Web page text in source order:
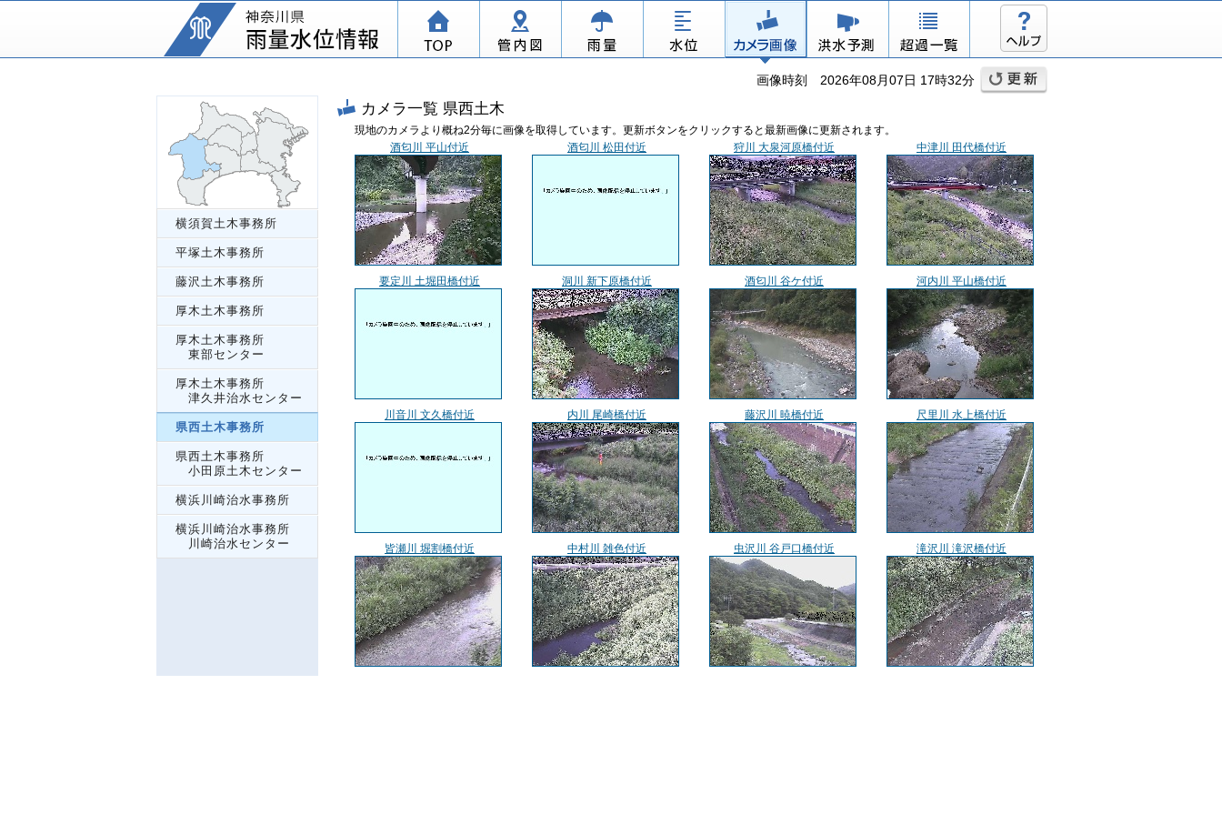
画像時刻 2026年08月07日 17時32分
横須賀土木事務所
平塚土木事務所
藤沢土木事務所
厚木土木事務所
厚木土木事務所
東部センター
厚木土木事務所
津久井治水センター
県西土木事務所
県西土木事務所
小田原土木センター
横浜川崎治水事務所
横浜川崎治水事務所
川崎治水センター
カメラ一覧 県西土木
現地のカメラより概ね2分毎に画像を取得しています。更新ボタンをクリックすると最新画像に更新されます。
酒匂川 平山付近
酒匂川 松田付近 狩川 大泉河原橋付近 中津川 田代橋付近
要定川 土堀田橋付近 洞川 新下原橋付近 酒匂川 谷ケ付近 河内川 平山橋付近
川音川 文久橋付近 内川 尾崎橋付近 藤沢川 暁橋付近 尺里川 水上橋付近
皆瀬川 堀割橋付近 中村川 雑色付近 虫沢川 谷戸口橋付近 滝沢川 滝沢橋付近